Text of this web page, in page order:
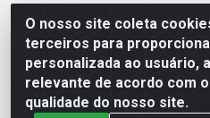
O nosso site coleta
terceiros para
personalizada ao usuário,
relevante de acordo com
qualidade do nosso site.
Abreu & Silva - Rua Padre
Ariado, Olho D'Água das
CNPJ